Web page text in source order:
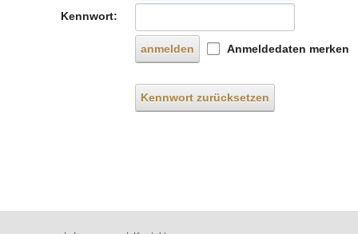
Kennwort:
anmelden Anmeldedaten merken
Kennwort zurücksetzen